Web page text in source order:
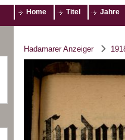
Home Titel Jahre
Hadamarer Anzeiger